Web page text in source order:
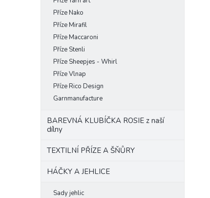
Příze Nako
Příze Mirafil
Příze Maccaroni
Příze Stenli
Příze Sheepjes - Whirl
Příze Vlnap
Příze Rico Design
Garnmanufacture
BAREVNÁ KLUBÍČKA ROSIE z naší
dílny
TEXTILNÍ PŘÍZE A ŠŇŮRY
HÁČKY A JEHLICE
Sady jehlic